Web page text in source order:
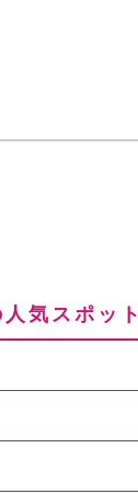
気スポッ